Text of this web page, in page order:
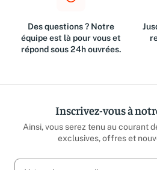
Des questions ? Notre
équipe est là pour vous et
répond sous 24h ouvrées.
Inscrivez-vous à
Ainsi, vous serez tenu au courant
exclusives, offres et